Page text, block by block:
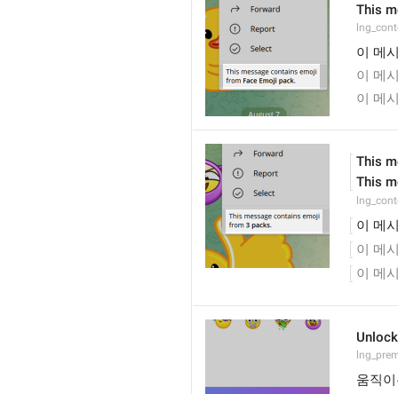
This
이 메
이 메
이 메
This
This
이 메
이 메
이 메
움직